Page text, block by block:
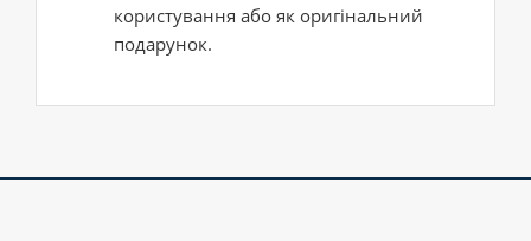
користування або як оригінальний
подарунок.